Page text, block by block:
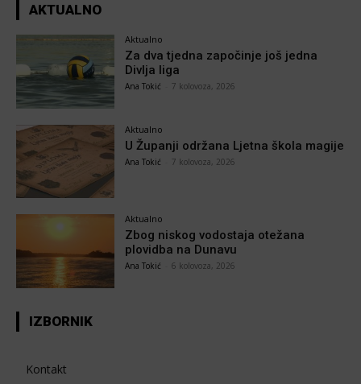
AKTUALNO
Aktualno
Za dva tjedna započinje još jedna
Divlja liga
Ana Tokić 7 kolovoza, 2026
Aktualno
U Županji održana Ljetna škola magije
Ana Tokić 7 kolovoza, 2026
Aktualno
Zbog niskog vodostaja otežana
plovidba na Dunavu
Ana Tokić 6 kolovoza, 2026
IZBORNIK
Kontakt